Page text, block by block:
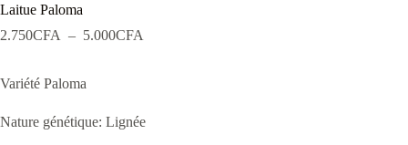
Laitue Paloma
2.750CFA – 5.000CFA
5.000CFA
Variété Paloma
Nature génétique: Lignée